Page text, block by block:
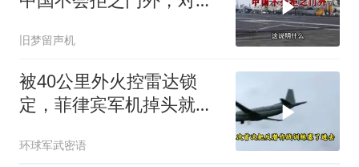
旧梦留声机
被40公里外火控雷达锁
定，菲律宾军机掉头就
场
环球军武密语